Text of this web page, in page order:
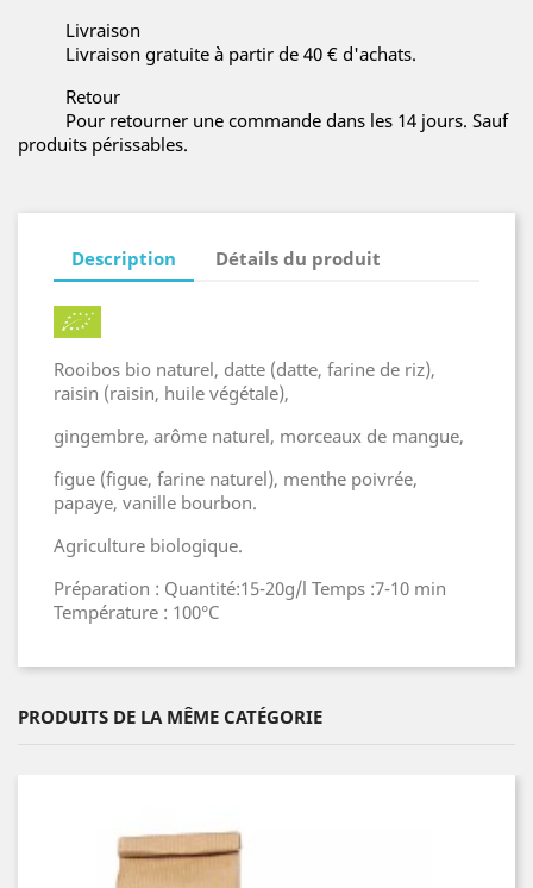
Livraison
Livraison gratuite à partir de 40 € d'achats.
Retour
Pour retourner une commande dans les 14 jours. Sauf
produits périssables.
Description Détails du produit
Rooibos bio naturel, datte (datte, farine de riz),
raisin (raisin, huile végétale),
gingembre, arôme naturel, morceaux de mangue,
figue (figue, farine naturel), menthe poivrée,
papaye, vanille bourbon.
Agriculture biologique.
Préparation : Quantité:15-20g/l Temps :7-10 min
Température : 100°C
PRODUITS DE LA MÊME CATÉGORIE